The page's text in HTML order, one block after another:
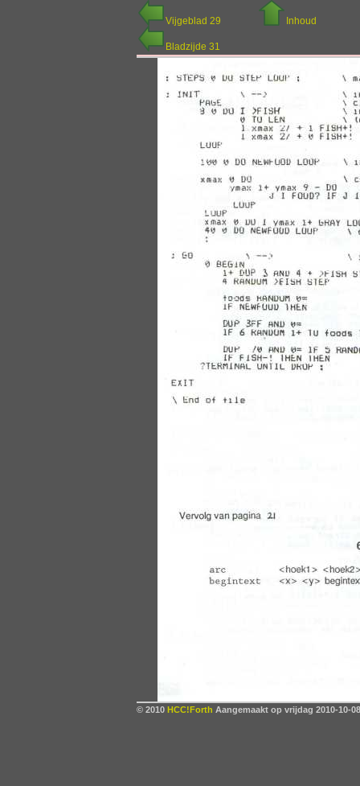
Vijgeblad 29 Inhoud
Bladzijde 31
© 2010 HCC!Forth Aangemaakt op vrijdag 2010-10-